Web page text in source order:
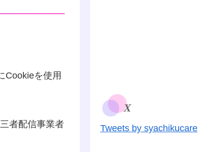
Cookieを使用
者配信事業者
X
Tweets by syachikucare